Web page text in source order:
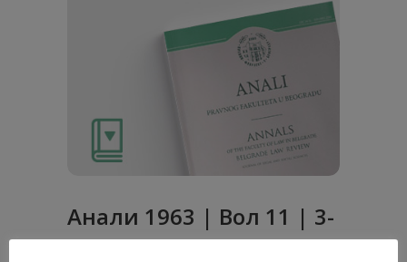
Анaли 1963 | Вол 11 | 3-
4